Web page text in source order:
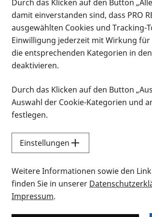
Infomaterial
Infomaterial
Vorlesen
Alle
Sie möchten
Durch das Klicken auf den Button
damit einverstanden sind, dass PRO
ausgewählten Cookies und Tracking-
Einwilligung jederzeit mit Wirkung
die entsprechenden Kategorien in
deaktivieren.
Durch das Klicken auf den Button
Auswahl der Cookie-Kategorien und
festlegen.
Einstellungen
Weitere Informationen sowie den
finden Sie in unserer
Impressum.